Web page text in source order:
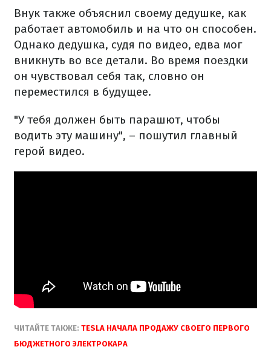
Внук также объяснил своему дедушке, как
работает автомобиль и на что он способен.
Однако дедушка, судя по видео, едва мог
вникнуть во все детали. Во время поездки
он чувствовал себя так, словно он
переместился в будущее.
"У тебя должен быть парашют, чтобы
водить эту машину", – пошутил главный
герой видео.
ЧИТАЙТЕ ТАКЖЕ: TESLA НАЧАЛА ПРОДАЖУ СВОЕГО ПЕРВОГО
БЮДЖЕТНОГО ЭЛЕКТРОКАРА